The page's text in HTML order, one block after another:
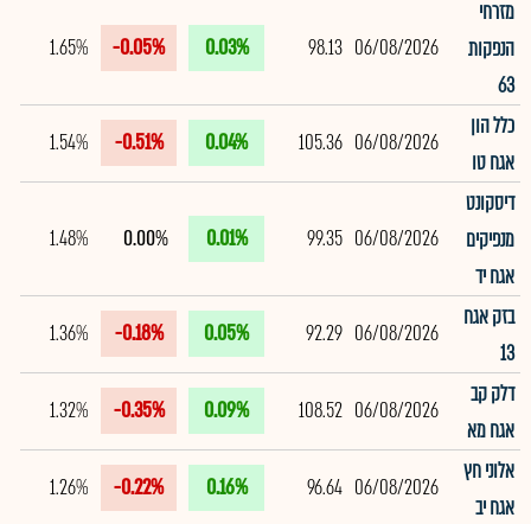
מזרחי
הנפקות
63
06/08/2026
98.13
0.03%
-0.05%
1.65%
כלל הון
אגח טו
06/08/2026
105.36
0.04%
-0.51%
1.54%
דיסקונט
מנפיקים
אגח יד
06/08/2026
99.35
0.01%
0.00%
1.48%
בזק אגח
13
06/08/2026
92.29
0.05%
-0.18%
1.36%
דלק קב
אגח מא
06/08/2026
108.52
0.09%
-0.35%
1.32%
אלוני חץ
אגח יב
06/08/2026
96.64
0.16%
-0.22%
1.26%